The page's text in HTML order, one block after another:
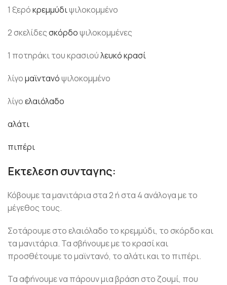
1 ξερόκρεμμύδιψιλοκομμένο
2 σκελίδεςσκόρδοψιλοκομμένες
1 ποτηράκι του κρασιούλευκό κρασί
λίγομαϊντανόψιλοκομμένο
λίγοελαιόλαδο
αλάτι
πιπέρι
Eκτελεση συνταγης:
Κόβουμε τα μανιτάρια στα 2 ή στα 4 ανάλογα με το
μέγεθος τους.
Σοτάρουμε στο ελαιόλαδο το κρεμμύδι, το σκόρδο και
τα μανιτάρια. Τα σβήνουμε με το κρασί και
προσθέτουμε το μαϊντανό, το αλάτι και το πιπέρι.
Τα αφήνουμε να πάρουν μια βράση στο ζουμί, που